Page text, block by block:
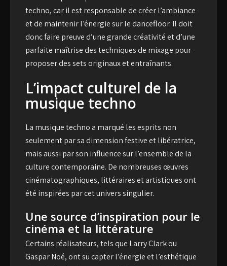
techno, car il est responsable de créer l’ambiance
et de maintenir l’énergie sur le dancefloor. Il doit
donc faire preuve d’une grande créativité et d’une
parfaite maîtrise des techniques de mixage pour
proposer des sets originaux et entraînants.
L’impact culturel de la
musique techno
La musique techno a marqué les esprits non
seulement par sa dimension festive et libératrice,
mais aussi par son influence sur l’ensemble de la
culture contemporaine. De nombreuses œuvres
cinématographiques, littéraires et artistiques ont
été inspirées par cet univers singulier.
Une source d’inspiration pour le
cinéma et la littérature
Certains réalisateurs, tels que Larry Clark ou
Gaspar Noé, ont su capter l’énergie et l’esthétique